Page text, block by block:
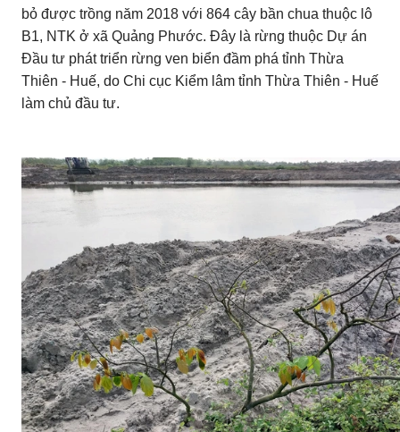
bỏ được trồng năm 2018 với 864 cây bần chua thuộc lô
B1, NTK ở xã Quảng Phước. Đây là rừng thuộc Dự án
Đầu tư phát triển rừng ven biển đầm phá tỉnh Thừa
Thiên - Huế, do Chi cục Kiểm lâm tỉnh Thừa Thiên - Huế
làm chủ đầu tư.